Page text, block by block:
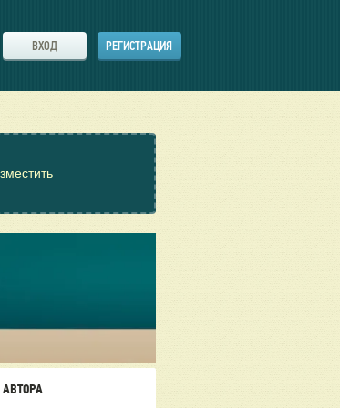
ВХОД РЕГИСТРАЦИЯ
АВТОРА